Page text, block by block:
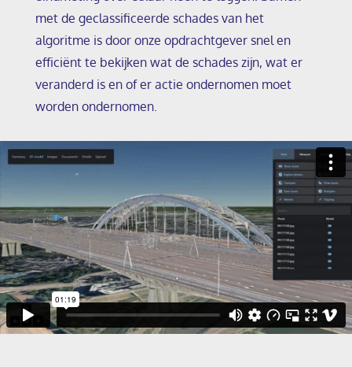
met de geclassificeerde schades van het
algoritme is door onze opdrachtgever snel en
efficiënt te bekijken wat de schades zijn, wat er
veranderd is en of er actie ondernomen moet
worden ondernomen.